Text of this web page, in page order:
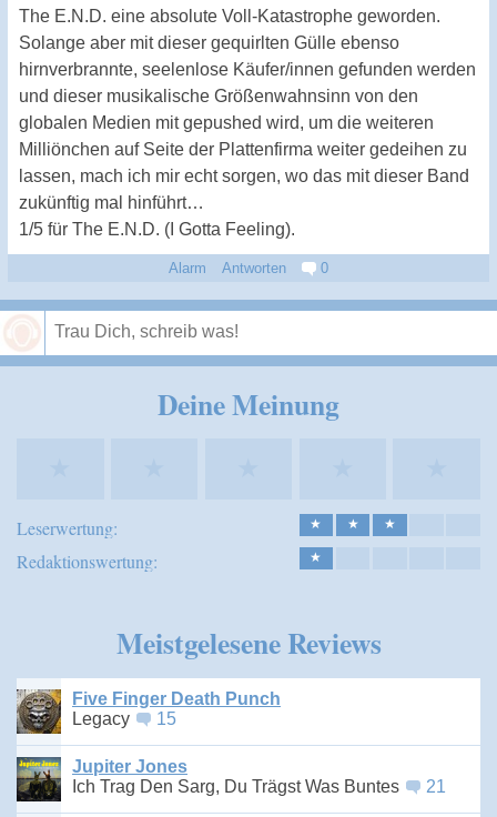
The E.N.D. eine absolute Voll-Katastrophe geworden.
Solange aber mit dieser gequirlten Gülle ebenso
hirnverbrannte, seelenlose Käufer/innen gefunden werden
und dieser musikalische Größenwahnsinn von den
globalen Medien mit gepushed wird, um die weiteren
Milliönchen auf Seite der Plattenfirma weiter gedeihen zu
lassen, mach ich mir echt sorgen, wo das mit dieser Band
zukünftig mal hinführt…
1/5 für The E.N.D. (I Gotta Feeling).
Alarm Antworten 0
Deine Meinung
Leserwertung: ★ ★ ★
Redaktionswertung: ★
Meistgelesene Reviews
Five Finger Death Punch
Legacy
15
Jupiter Jones
Ich Trag Den Sarg, Du Trägst Was Buntes
21